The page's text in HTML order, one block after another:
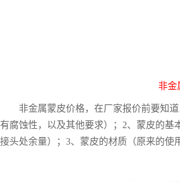
非金
非金属蒙皮价格，在厂家报价前要知道
有腐蚀性，以及其他要求）；2、蒙皮的
接头处余量）；3、蒙皮的材质（原来的使